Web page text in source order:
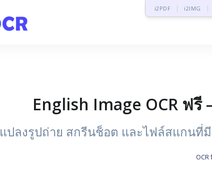
i2PDF i2IMG
English Image OCR ฟ
แปลงรูปถ่าย สกรีนช็อต และไฟล์สแกนที่